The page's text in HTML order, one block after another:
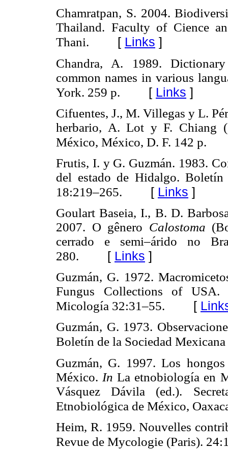
Chamratpan, S. 2004.
Thailand. Faculty of Cience
Thani. [ Links ]
Chandra, A. 1989.
common names in various
York. 259 p. [ Links ]
Cifuentes, J., M. Villegas y L.
herbario, A. Lot y F. Chiang
México, México, D. F. 142 p.
Frutis, I. y G. Guzmán. 1983.
del estado de Hidalgo.
18:219–265. [ Links ]
Goulart Baseia, I., B. D.
2007. O gênero Calostoma
cerrado e semi–árido no
280. [ Links ]
Guzmán, G. 1972.
Fungus Collections of
Micología 32:31–55. [
Guzmán, G. 1973.
Boletín de la Sociedad
Guzmán, G. 1997. Los
México. InLa etnobiología en
Vásquez Dávila (ed.).
Etnobiológica de México,
Heim, R. 1959. Nouvelles
Revue de Mycologie (Paris).